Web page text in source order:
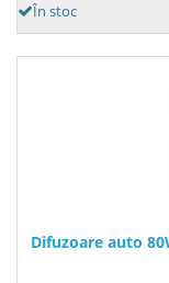
În stoc
Difuzoare auto